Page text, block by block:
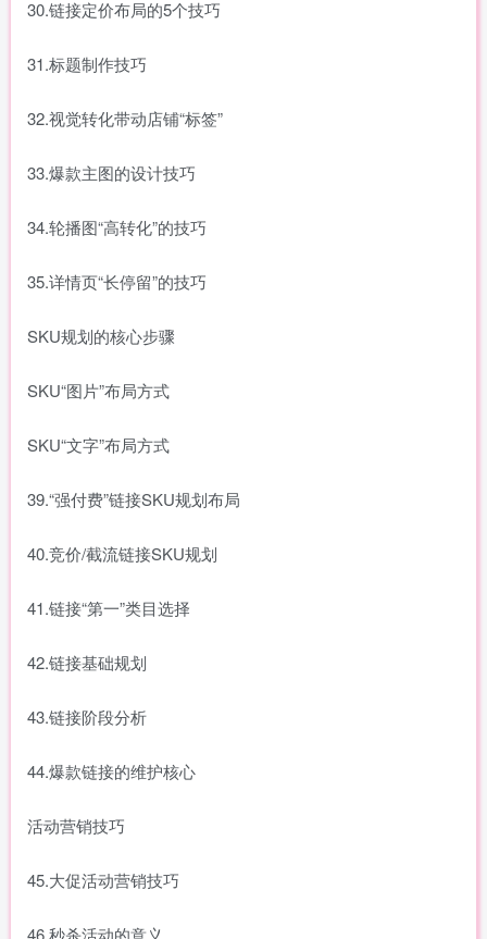
30.链接定价布局的5个技巧
31.标题制作技巧
32.视觉转化带动店铺“标签”
33.爆款主图的设计技巧
34.轮播图“高转化”的技巧
35.详情页“长停留”的技巧
SKU规划的核心步骤
SKU“图片”布局方式
SKU“文字”布局方式
39.“强付费”链接SKU规划布局
40.竞价/截流链接SKU规划
41.链接“第一”类目选择
42.链接基础规划
43.链接阶段分析
44.爆款链接的维护核心
活动营销技巧
45.大促活动营销技巧
46.秒杀活动的意义